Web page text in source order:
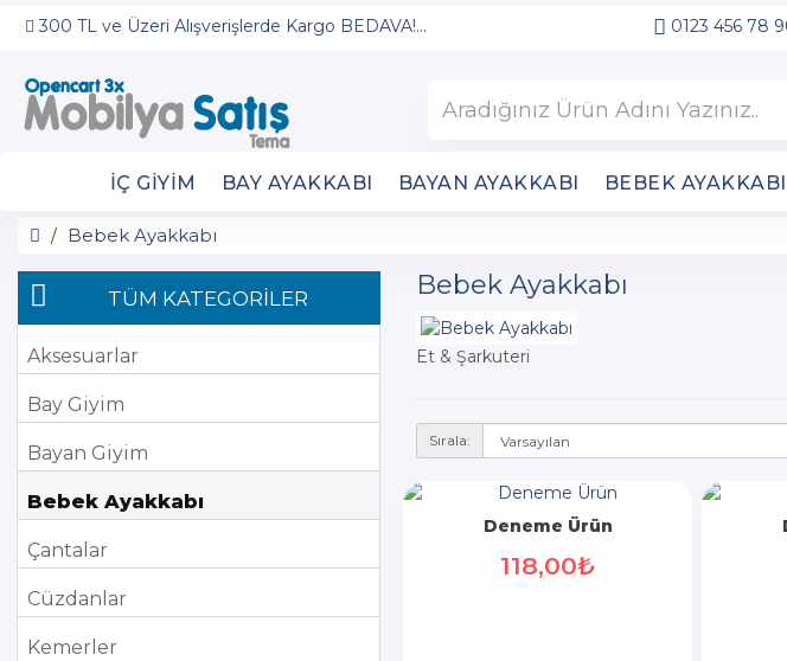
300 TL ve Üzeri Alışverişlerde Kargo BEDAVA!... 0123 456 78
İÇ GIYIM BAY AYAKKABI BAYAN AYAKKABI BEBEK AYAKKABI
Bebek Ayakkabı
TÜM KATEGORİLER
Aksesuarlar
Bay Giyim
Bayan Giyim
Bebek Ayakkabı
Çantalar
Cüzdanlar
Kemerler
Bebek Ayakkabı
Et & Şarkuteri
Sırala:
Deneme Ürün
118,00₺